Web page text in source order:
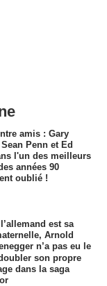
amis : Gary
Penn et Ed
l'un des meilleurs
années 90
oublié !
est sa
Arnold
n’a pas eu le
son propre
dans la saga